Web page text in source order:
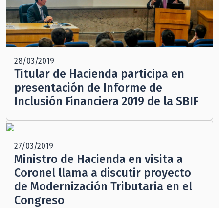
28/03/2019
Titular de Hacienda participa en
presentación de Informe de
Inclusión Financiera 2019 de la SBIF
27/03/2019
Ministro de Hacienda en visita a
Coronel llama a discutir proyecto
de Modernización Tributaria en el
Congreso